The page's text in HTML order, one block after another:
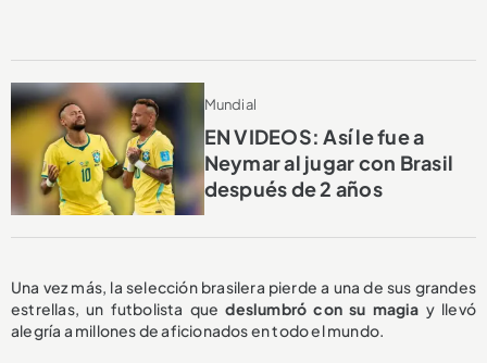
Mundial
EN VIDEOS: Así le fue a
Neymar al jugar con Brasil
después de 2 años
Una vez más, la selección brasilera pierde a una de sus grandes
estrellas, un futbolista que deslumbró con su magia y llevó
alegría a millones de aficionados en todo el mundo.